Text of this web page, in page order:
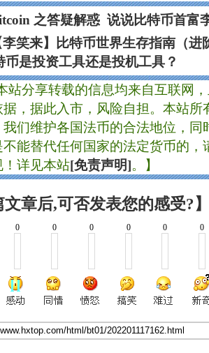
之答疑解惑 说说比特币首富
李笑来】比特币世界生存指南（进
币是投资工具还是投机工具？
站分享转载的信息均来自互联网
，据此入市，风险自担。本站所
我们维护各国法币的合法地位，
能替代任何国家的法定货币的，
详见本站[免责声明]。】
文章后,可否发表您的感受?
0 0 0 0 0 0